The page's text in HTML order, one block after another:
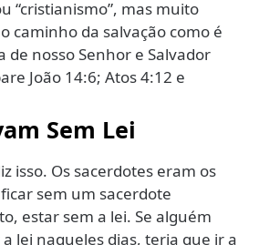
“cristianismo”, mas muito
caminho da salvação como é
de nosso Senhor e Salvador
João 14:6; Atos 4:12 e
Sem Lei
isso. Os sacerdotes eram os
sem um sacerdote
estar sem a lei. Se alguém
lei naqueles dias, teria que ir a